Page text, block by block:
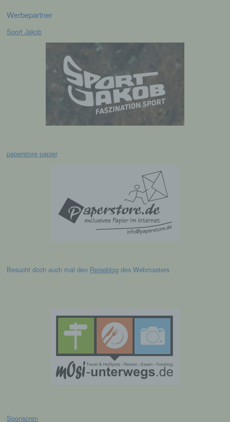
Werbepartner
Sport Jakob
paperstore papier
Besucht doch auch mal den Reiseblog des Webmasters
Sponsoren
kulturellen oder sozialen Identität dieser
b) betroffene Person
Betroffene Person ist jede identifizierte oder
identifizierbare natürliche Person, deren
personenbezogene Daten von dem für die
Verarbeitung Verantwortlichen verarbeitet
werden.
c) Verarbeitung
Verarbeitung ist jeder mit oder ohne Hilfe
automatisierter Verfahren ausgeführte
Vorgang oder jede solche Vorgangsreihe im
Zusammenhang mit personenbezogenen
Daten wie das Erheben, das Erfassen, die
Organisation, das Ordnen, die Speicherung,
die Anpassung oder Veränderung, das
Bereitstellung, den Abgleich oder die
d) Einschränkung der Verarbeitung
Einschränkung der Verarbeitung ist die
Markierung gespeicherter
personenbezogener Daten mit dem Ziel, ihre
künftige Verarbeitung einzuschränken.